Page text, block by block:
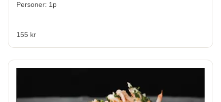
Personer: 1p
155 kr